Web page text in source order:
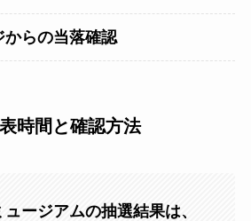
からの当落確認
時間と確認方法
ージアムの抽選結果は、